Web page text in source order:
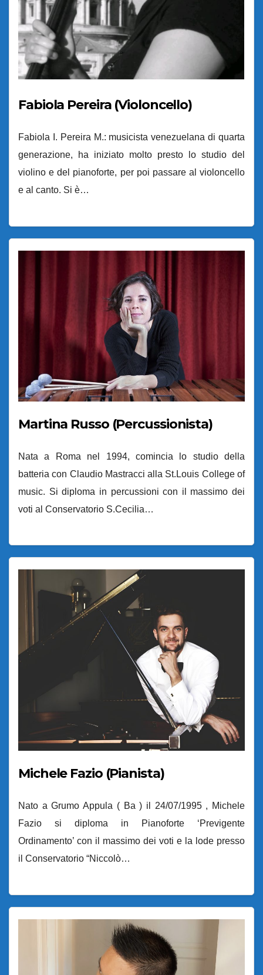
Fabiola Pereira (Violoncello)
Fabiola I. Pereira M.: musicista venezuelana di quarta
generazione, ha iniziato molto presto lo studio del
violino e del pianoforte, per poi passare al violoncello
e al canto. Si è…
Martina Russo (Percussionista)
Nata a Roma nel 1994, comincia lo studio della
batteria con Claudio Mastracci alla St.Louis College of
music. Si diploma in percussioni con il massimo dei
voti al Conservatorio S.Cecilia…
Michele Fazio (Pianista)
Nato a Grumo Appula ( Ba ) il 24/07/1995 , Michele
Fazio si diploma in Pianoforte ‘Previgente
Ordinamento’ con il massimo dei voti e la lode presso
il Conservatorio “Niccolò…